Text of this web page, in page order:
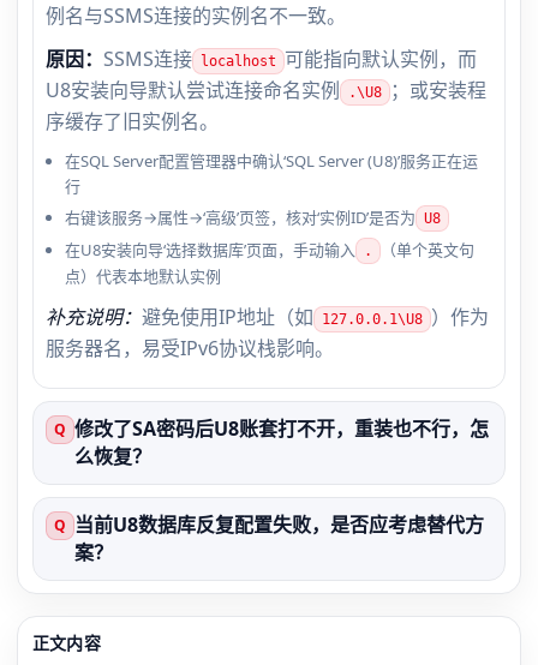
例名与SSMS连接的实例名不一致。
原因： SSMS连接 localhost
可能指向默认实例，而
U8安装向导默认尝试连接命名实例
.\U8
；或安装程
序缓存了旧实例名。
在SQL Server配置管理器中确认‘SQL Server (U8)’服务正在运
行
右键该服务→属性→‘高级’页签，核对‘实例ID’是否为 U8
在U8安装向导‘选择数据库’页面，手动输入 .
（单个英文句
点）代表本地默认实例
补充说明： 避免使用IP地址（如 127.0.0.1\U8 ）作为
服务器名，易受IPv6协议栈影响。
Q 修改了SA密码后U8账套打不开，重装也不行，怎
么恢复？
Q 当前U8数据库反复配置失败，是否应考虑替代方
案？
正文内容